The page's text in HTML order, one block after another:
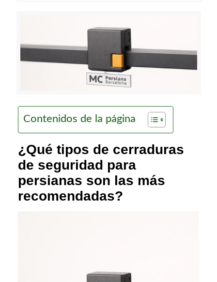
Contenidos de la página
¿Qué tipos de cerraduras
de seguridad para
persianas son las más
recomendadas?